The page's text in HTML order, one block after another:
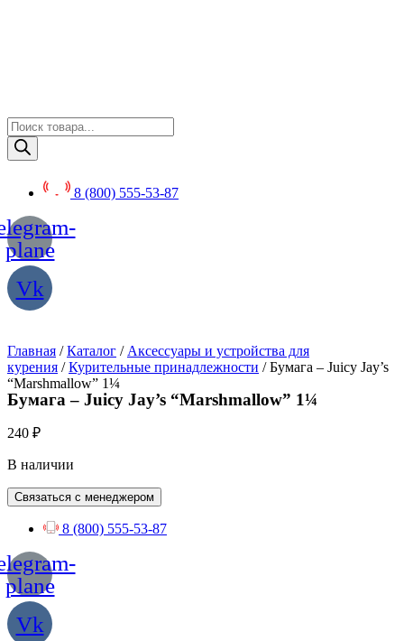
Поиск
товаров
8 (800) 555-53-87
plane
Vk
Главная /Каталог / Аксессуары и устройства для
курения /Курительные принадлежности / Бумага – Juicy Jay’s
“Marshmallow” 1¼
Бумага – Juicy Jay’s “Marshmallow” 1¼
240 ₽
В наличии
Связаться с менеджером
8 (800) 555-53-87
plane
Vk